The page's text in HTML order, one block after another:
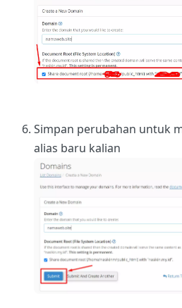
Simpan perubahan untuk
alias baru kalian